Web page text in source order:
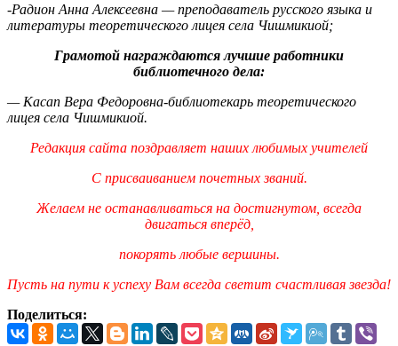
-Радион Анна Алексеевна — преподаватель русского языка и
литературы теоретического лицея села Чишмикиой;
Грамотой награждаются лучшие работники
библиотечного дела:
— Касап Вера Федоровна-библиотекарь теоретического
лицея села Чишмикиой.
Редакция сайта поздравляет наших любимых учителей
С присваиванием почетных званий.
Желаем не останавливаться на достигнутом, всегда
двигаться вперёд,
покорять любые вершины.
Пусть на пути к успеху Вам всегда светит счастливая звезда!
Поделиться: